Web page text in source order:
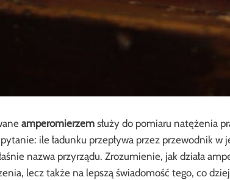
amperomierzem służy do pomiaru natężenia
ile ładunku przepływa przez przewodnik
nazwa przyrządu. Zrozumienie, jak działa
lecz także na lepszą świadomość tego, co